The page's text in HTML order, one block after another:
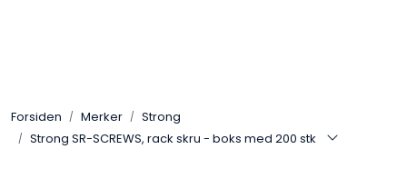
Forsiden Merker
Strong
Strong SR-SCREWS, rack skru - boks med 200 stk
SONOS